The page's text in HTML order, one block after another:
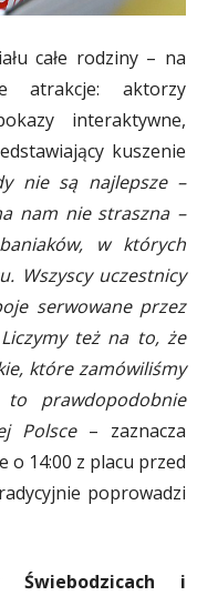
całe rodziny – na
atrakcje: aktorzy
interaktywne,
kuszenie
nie są najlepsze –
nam nie straszna –
w których
Wszyscy uczestnicy
serwowane przez
Liczymy też na to, że
które zamówiliśmy
prawdopodobnie
Polsce– zaznacza
o 14:00 z placu przed
poprowadzi
i